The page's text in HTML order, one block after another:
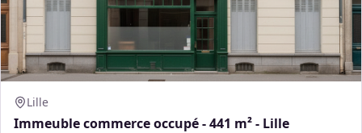
Lille
Immeuble commerce occupé - 441 m² - Lille